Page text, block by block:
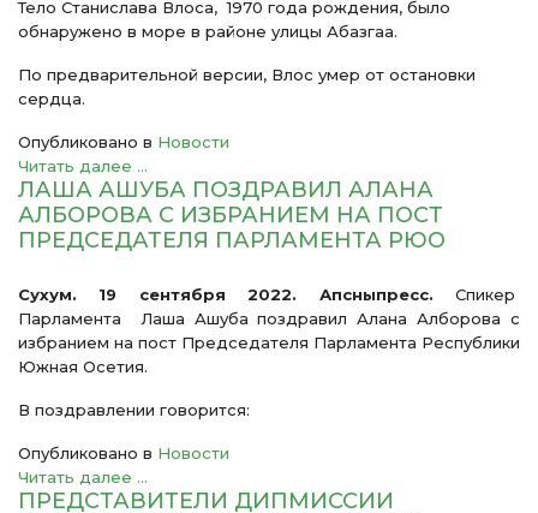
Тело Станислава Влоса, 1970 года рождения, было
обнаружено в море в районе улицы Абазгаа.
По предварительной версии, Влос умер от остановки
сердца.
Опубликовано в Новости
Читать далее ...
ЛАША АШУБА ПОЗДРАВИЛ АЛАНА
АЛБОРОВА С ИЗБРАНИЕМ НА ПОСТ
ПРЕДСЕДАТЕЛЯ ПАРЛАМЕНТА РЮО
Сухум. 19 сентября 2022. Апсныпресс. Спикер
Парламента Лаша Ашуба поздравил Алана Алборова с
избранием на пост Председателя Парламента Республики
Южная Осетия.
В поздравлении говорится:
Опубликовано в Новости
Читать далее ...
ПРЕДСТАВИТЕЛИ ДИПМИССИИ